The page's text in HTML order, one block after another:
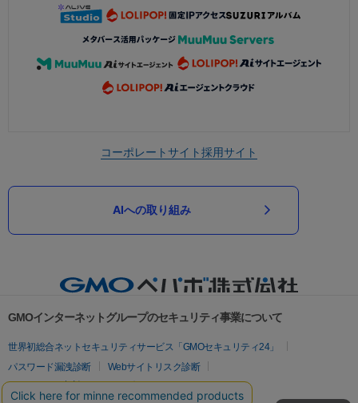
コーポレートサイト採用サイト
AIへの取り組み
GMOインターネットグループのセキュリティ事業について
世界初総合ネットセキュリティサービス「GMOセキュリティ24」
パスワード漏洩診断
Webサイトリスク診断
セキュリティ相談AIチャットボット